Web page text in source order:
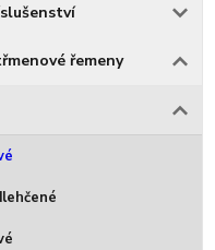
řemeny